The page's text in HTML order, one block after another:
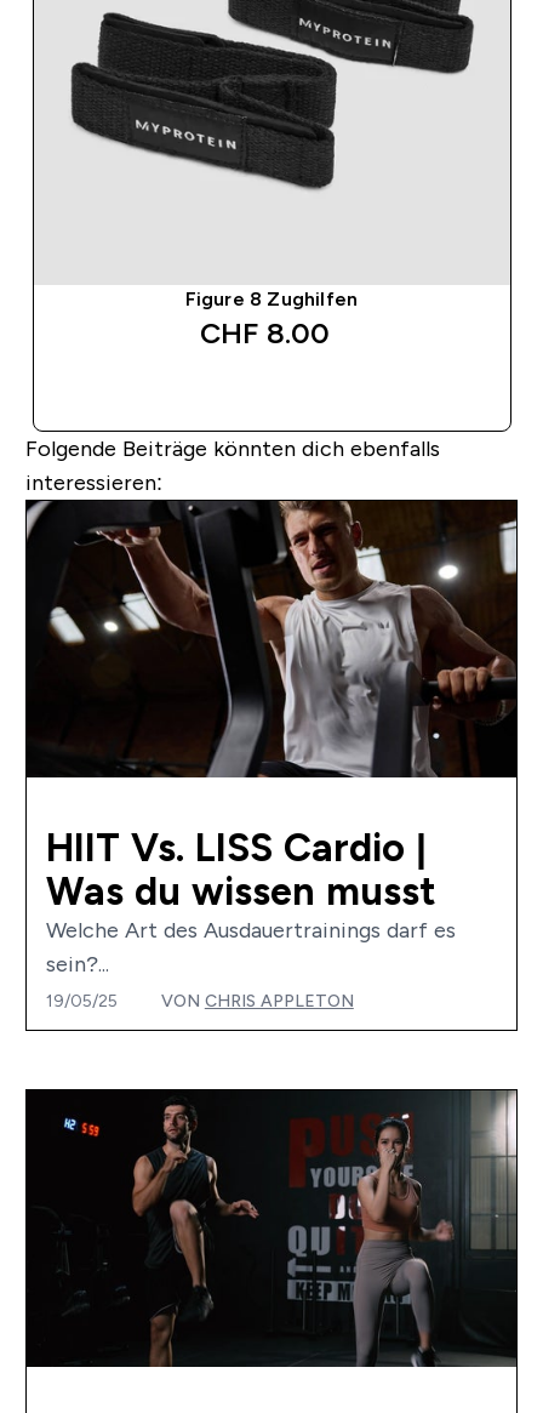
Figure 8 Zughilfen
CHF 8.00‎
Folgende Beiträge könnten dich ebenfalls
interessieren:
HIIT Vs. LISS Cardio |
Was du wissen musst
Welche Art des Ausdauertrainings darf es
sein?...
19/05/25 VON CHRIS APPLETON